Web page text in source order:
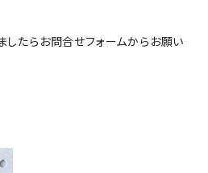
たらお問合せフォームからお願い